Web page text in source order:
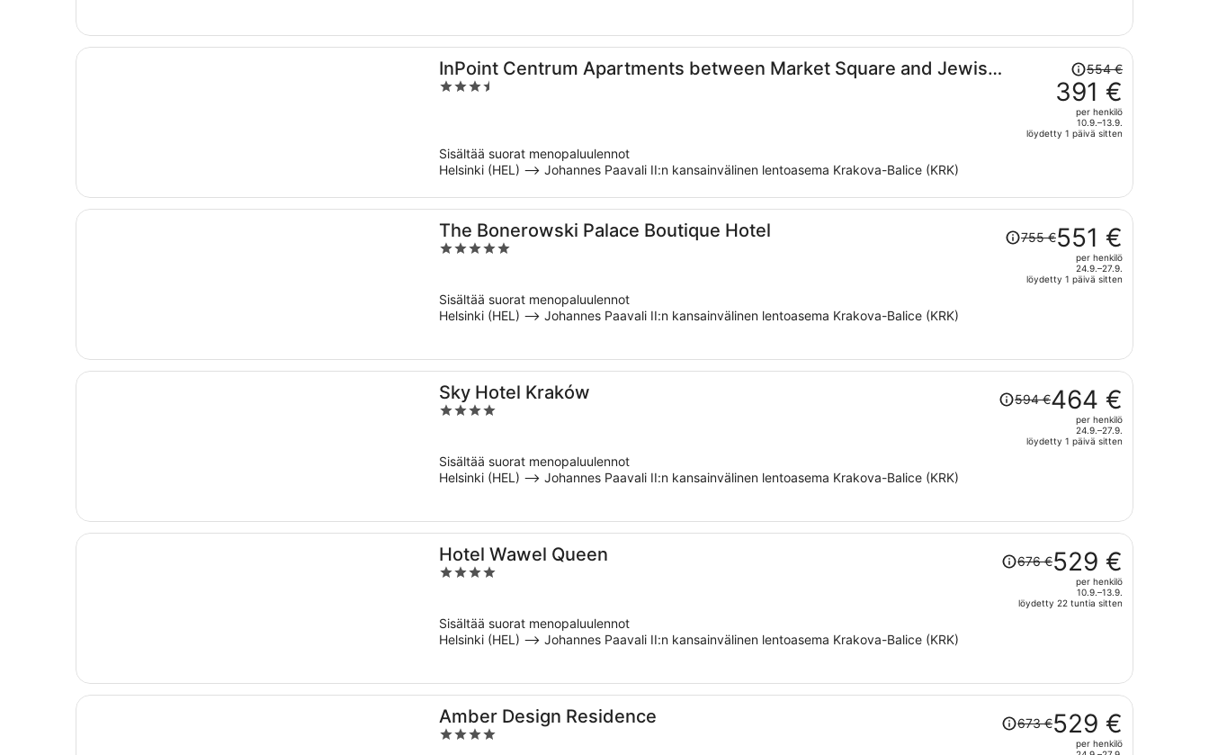
henkilö
InPoint Centrum Apartments between Market Square and Jewish
Quarter
3.5
554 €,
on
henkilö
554 €
391 €
per henkilö
10.9.–13.9.
löydetty 1 päivä sitten
Sisältää suorat menopaluulennot
Helsinki (HEL) –> Johannes Paavali II:n kansainvälinen lentoasema Krakova-Balice (KRK)
The Bonerowski Palace Boutique Hotel
5
5
Hinta
oli
hinta
henkilö
755 €551 €
per henkilö
24.9.–27.9.
löydetty 1 päivä sitten
Sisältää suorat menopaluulennot
Helsinki (HEL) –> Johannes Paavali II:n kansainvälinen lentoasema Krakova-Balice (KRK)
Sky Hotel Kraków
4
5
Hinta
oli
hinta
henkilö
594 €464 €
per henkilö
24.9.–27.9.
löydetty 1 päivä sitten
Sisältää suorat menopaluulennot
Helsinki (HEL) –> Johannes Paavali II:n kansainvälinen lentoasema Krakova-Balice (KRK)
Hotel Wawel Queen
4
5
Hinta
oli
hinta
henkilö
676 €529 €
per henkilö
10.9.–13.9.
löydetty 22 tuntia sitten
Sisältää suorat menopaluulennot
Helsinki (HEL) –> Johannes Paavali II:n kansainvälinen lentoasema Krakova-Balice (KRK)
Amber Design Residence
4
Hinta
oli673 €529 €
per henkilö